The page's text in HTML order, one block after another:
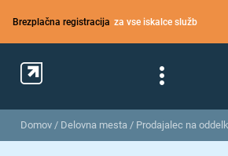
Brezplačna registracija za vse iskalce služb
Domov / Delovna mesta / Prodajalec na